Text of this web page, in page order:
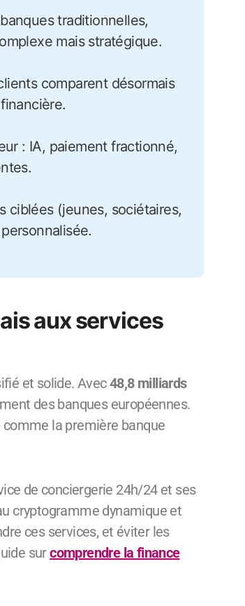
mais stratégique.
comparent désormais
: IA, paiement fractionné,
ciblées (jeunes, sociétaires,
aux services
et solide. Avec48,8 milliards
des banques européennes.
comme la première banque
de conciergerie 24h/24 et ses
cryptogramme dynamique et
ces services, et éviter les
surcomprendre la finance